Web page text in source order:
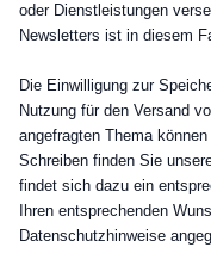
oder Dienstleistungen
Newsletters ist in diesem
Die Einwilligung zur
Nutzung für den Versand
angefragten Thema
Schreiben finden Sie
findet sich dazu ein
Ihren entsprechenden
Datenschutzhinweise